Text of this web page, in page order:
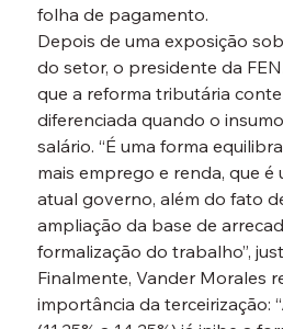
folha de pagamento.
Depois de uma exposição
do setor, o presidente da
que a reforma tributária
diferenciada quando o
salário. “É uma forma
mais emprego e renda, que é
atual governo, além do fato
ampliação da base de
formalização do trabalho”,
Finalmente, Vander Morales
importância da terceirização: